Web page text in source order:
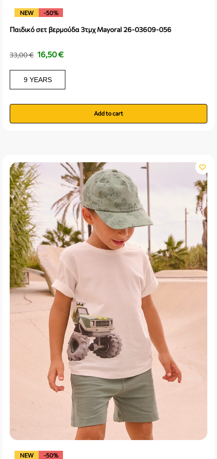
NEW -50%
Παιδικό σετ βερμούδα 3τμχ Mayoral 26-03609-056
33,00€ 16,50€
9 YEARS
Add to cart
NEW -50%